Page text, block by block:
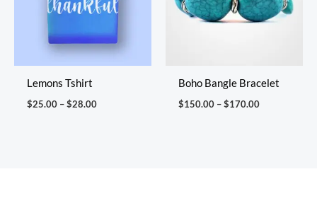
Lemons Tshirt
$25.00 –$28.00
Boho Bangle Bracelet
$150.00 –$170.00